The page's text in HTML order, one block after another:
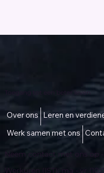
Toegang tot een beter leven
Neem contact met ons op -
Over ons Leren en
Werk samen met ons
Werkuren (IST): ma - vr